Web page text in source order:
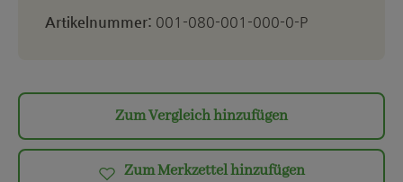
Artikelnummer: 001-080-001-000-0-P
Zum Vergleich hinzufügen
Zum Merkzettel hinzufügen